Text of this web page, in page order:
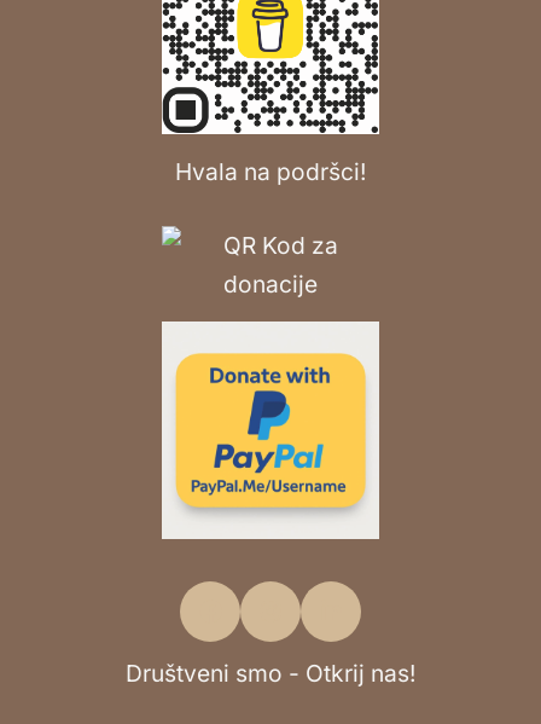
Hvala na podršci!
Društveni smo - Otkrij nas!